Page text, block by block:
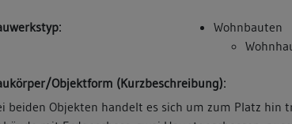
Wohnbauten
Objektform (Kurzbeschreibung):
beiden Objekten handelt es sich um zum Platz hin